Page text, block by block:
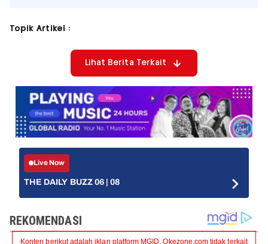
Topik Artikel :
Lihat Berita Terkait
Live Now
THE DAILY BUZZ 06 | 08